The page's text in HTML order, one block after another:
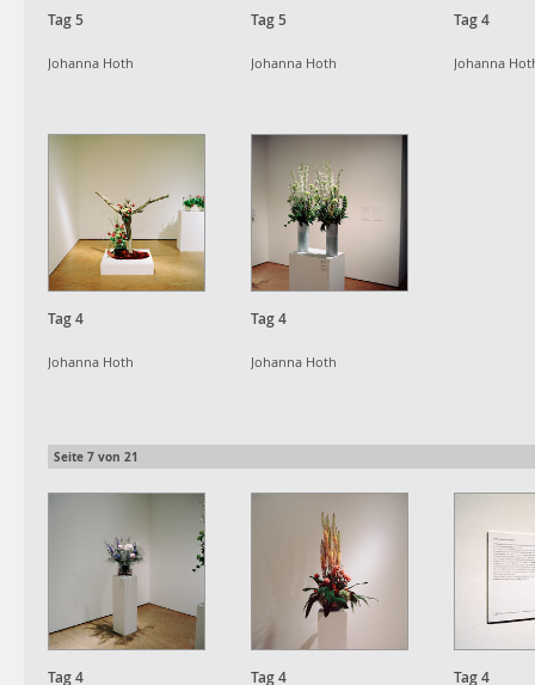
Tag 5
Johanna Hoth
Tag 5
Johanna Hoth
Tag 4
Johanna
Tag 4
Johanna Hoth
Tag 4
Johanna Hoth
Seite 7 von 21
Tag 4 Tag 4 Tag 4